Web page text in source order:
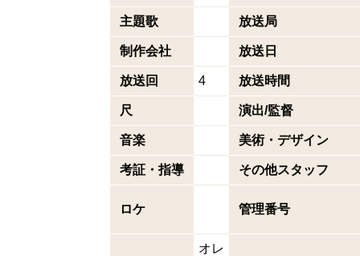
主題歌 放送局
制作会社 放送日
放送回 4 放送時間
尺 演出/監督
音楽 美術・デザイン
考証・指導 その他スタッフ
ロケ 管理番号
オレ